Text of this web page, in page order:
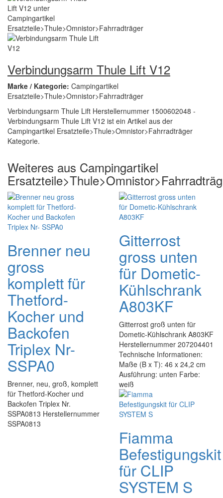
Verbindungsarm Thule Lift V12
Marke / Kategorie: Campingartikel
Ersatzteile>Thule>Omnistor>Fahrradträger
Verbindungsarm Thule Lift Herstellernummer 1500602048 -
Verbindungsarm Thule Lift V12 ist ein Artikel aus der
Campingartikel Ersatzteile>Thule>Omnistor>Fahrradträger
Kategorie.
Weiteres aus Campingartikel
Brenner neu
gross
komplett für
Thetford-
Kocher und
Backofen
Triplex Nr-
SSPA0
Brenner, neu, groß, komplett
für Thetford-Kocher und
Backofen Triplex Nr.
SSPA0813 Herstellernummer
SSPA0813
Gitterrost
gross unten
für Dometic-
Kühlschrank
A803KF
Gitterrost groß unten für
Dometic-Kühlschrank A803KF
Herstellernummer 207204401
Technische Informationen:
Maße (B x T): 46 x 24,2 cm
Ausführung: unten Farbe:
weiß
Fiamma
Befestigungskit
für CLIP
SYSTEM S